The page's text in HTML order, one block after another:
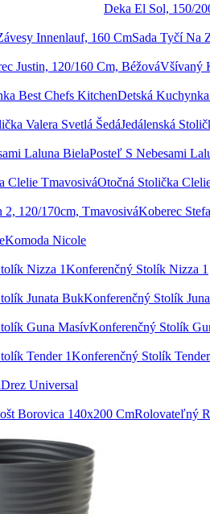
Deka El Sol, 150/
Sada Tyčí Na
Všívaný
Detská
Jedálenská
Posteľ S Nebesami
Otočná Stolička
Koberec
Komoda Nicole
Konferenčný Stolík Nizza 1
Konferenčný Stolík
Konferenčný Stolík
Konferenčný Stolík Tender
Drez Universal
Rolovateľný